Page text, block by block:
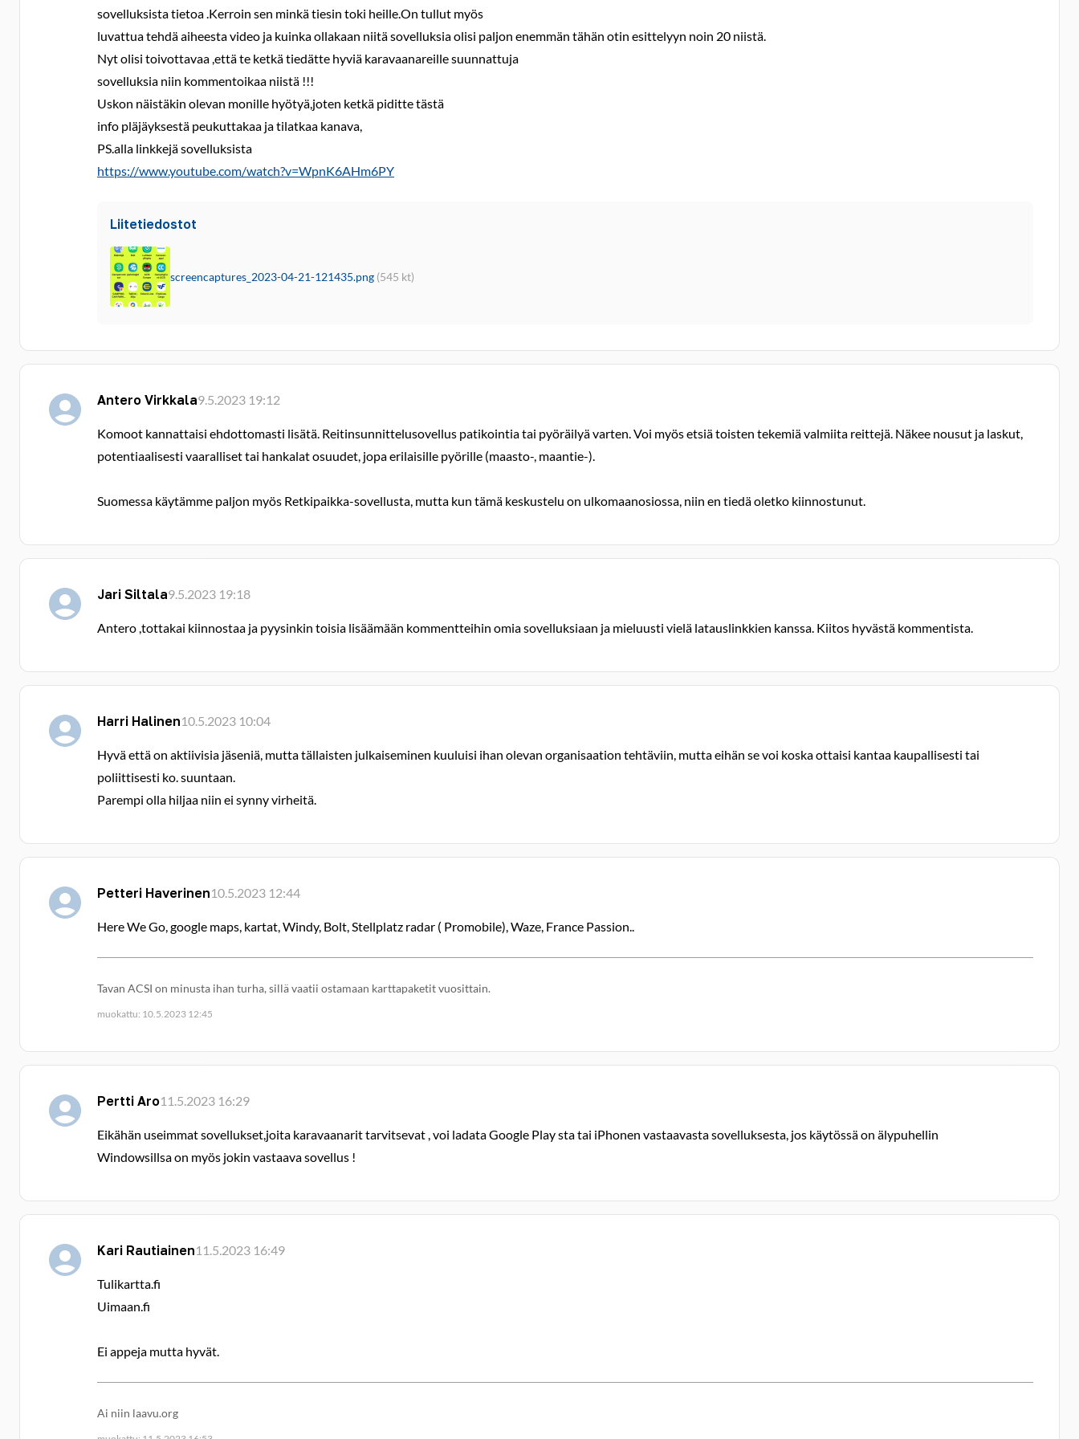
sovelluksista tietoa .Kerroin sen minkä tiesin toki heille.On tullut myös
luvattua tehdä aiheesta video ja kuinka ollakaan niitä sovelluksia olisi paljon enemmän tähän otin esittelyyn noin 20 niistä.
Nyt olisi toivottavaa ,että te ketkä tiedätte hyviä karavaanareille suunnattuja
sovelluksia niin kommentoikaa niistä !!!
Uskon näistäkin olevan monille hyötyä,joten ketkä piditte tästä
info pläjäyksestä peukuttakaa ja tilatkaa kanava,
PS.alla linkkejä sovelluksista
https://www.youtube.com/watch?v=WpnK6AHm6PY
Liitetiedostot
screencaptures_2023-04-21-121435.png (545 kt)
Antero Virkkala9.5.2023 19:12
Komoot kannattaisi ehdottomasti lisätä. Reitinsunnittelusovellus patikointia tai pyöräilyä varten. Voi myös etsiä toisten tekemiä valmiita reittejä. Näkee nousut ja laskut,
potentiaalisesti vaaralliset tai hankalat osuudet, jopa erilaisille pyörille (maasto-, maantie-).
Suomessa käytämme paljon myös Retkipaikka-sovellusta, mutta kun tämä keskustelu on ulkomaanosiossa, niin en tiedä oletko kiinnostunut.
Jari Siltala9.5.2023 19:18
Antero ,tottakai kiinnostaa ja pyysinkin toisia lisäämään kommentteihin omia sovelluksiaan ja mieluusti vielä latauslinkkien kanssa. Kiitos hyvästä kommentista.
Harri Halinen10.5.2023 10:04
Hyvä että on aktiivisia jäseniä, mutta tällaisten julkaiseminen kuuluisi ihan olevan organisaation tehtäviin, mutta eihän se voi koska ottaisi kantaa kaupallisesti tai
poliittisesti ko. suuntaan.
Parempi olla hiljaa niin ei synny virheitä.
Petteri Haverinen10.5.2023 12:44
Here We Go, google maps, kartat, Windy, Bolt, Stellplatz radar ( Promobile), Waze, France Passion..
Tavan ACSI on minusta ihan turha, sillä vaatii ostamaan karttapaketit vuosittain.
muokattu: 10.5.2023 12:45
Pertti Aro11.5.2023 16:29
Eikähän useimmat sovellukset,joita karavaanarit tarvitsevat , voi ladata Google Play sta tai iPhonen vastaavasta sovelluksesta, jos käytössä on älypuhellin
Windowsillsa on myös jokin vastaava sovellus !
Kari Rautiainen11.5.2023 16:49
Tulikartta.fi
Uimaan.fi
Ei appeja mutta hyvät.
Ai niin laavu.org